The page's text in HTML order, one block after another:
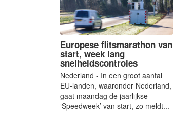
Europese flitsmarathon van
start, week lang
snelheidscontroles
Nederland - In een groot aantal
EU-landen, waaronder Nederland,
gaat maandag de jaarlijkse
‘Speedweek’ van start, zo meldt...